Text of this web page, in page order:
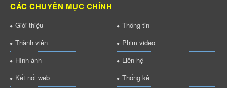
CÁC CHUYÊN MỤC CHÍNH
Giới thiệu
Thông tin
Thành viên
Phim video
Hình ảnh
Liên hệ
Kết nối web
Thống kê